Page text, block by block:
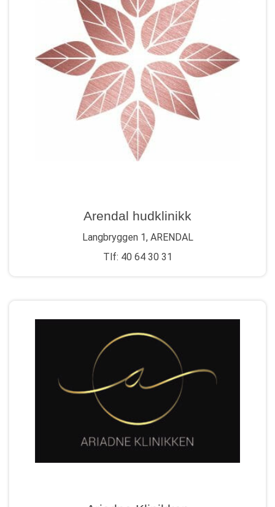
Arendal hudklinikk
Langbryggen 1, ARENDAL
Tlf: 40 64 30 31